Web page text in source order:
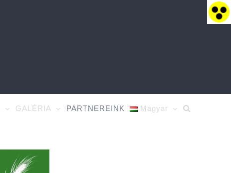
GALÉRIA PARTNEREINK Magyar